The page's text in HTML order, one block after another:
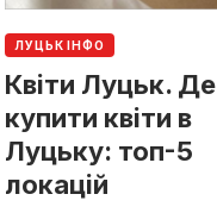
ЛУЦЬК ІНФО
Квіти Луцьк. Де
купити квіти в
Луцьку: топ-5
локацій